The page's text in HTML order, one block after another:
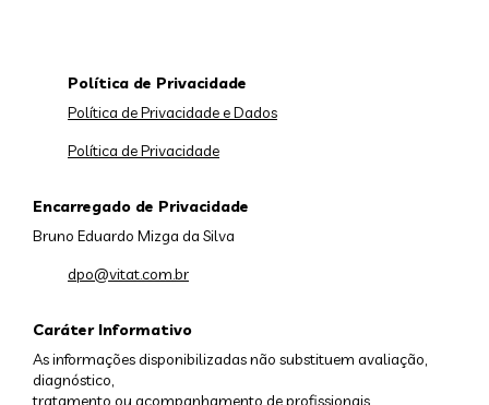
Caráter Informativo
As informações disponibilizadas não substituem avaliação,
diagnóstico,
tratamento ou acompanhamento de profissionais.
Política de Privacidade
Política de Privacidade e Dados
Política de Privacidade
Encarregado de Privacidade
Bruno Eduardo Mizga da Silva
dpo@vitat.com.br